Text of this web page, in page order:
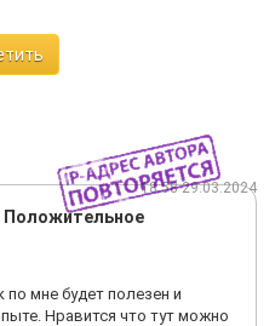
18:58 29.03.2024
Положительное
мне будет полезен и
Нравится что тут можно